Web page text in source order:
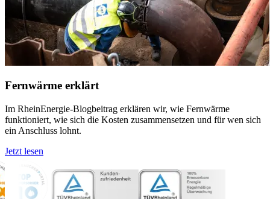
Fernwärme erklärt
Im RheinEnergie-Blogbeitrag erklären wir, wie Fernwärme
funktioniert, wie sich die Kosten zusammensetzen und für wen sich
ein Anschluss lohnt.
Jetzt lesen